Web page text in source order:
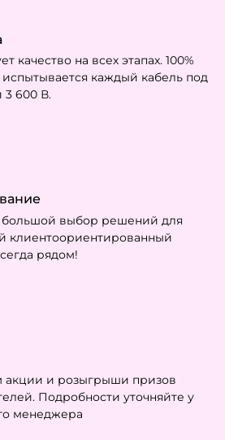
качество на всех этапах. 100%
каждый кабель под
3 600 В.
большой выбор решений для
клиентоориентированный
рядом!
акции и розыгрыши призов
Подробности уточняйте у
менеджера